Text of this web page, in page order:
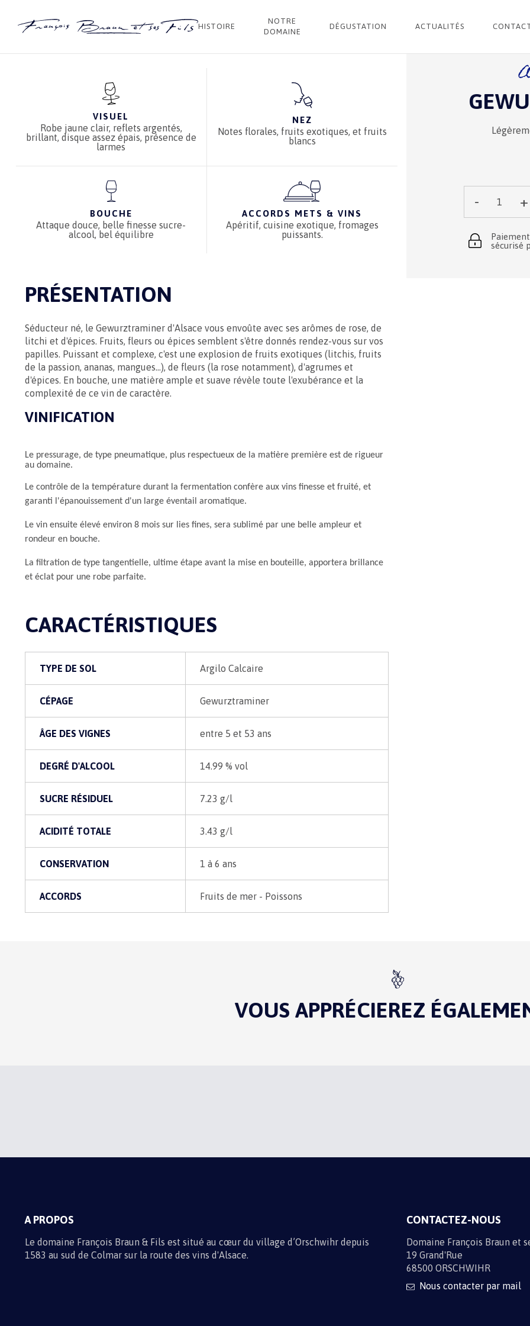
HISTOIRE
NOTRE
DOMAINE
DÉGUSTATION ACTUALITÉS
VISUEL
Robe jaune clair, reflets argentés,
brillant, disque assez épais, présence de
larmes
NEZ
Notes florales, fruits exotiques, et fruits
blancs
BOUCHE
Attaque douce, belle finesse sucre-
alcool, bel équilibre
ACCORDS METS & VINS
Apéritif, cuisine exotique, fromages
puissants.
PRÉSENTATION
Séducteur né, le Gewurztraminer d'Alsace vous envoûte avec ses arômes de rose, de
litchi et d'épices. Fruits, fleurs ou épices semblent s'être donnés rendez-vous sur vos
papilles. Puissant et complexe, c'est une explosion de fruits exotiques (litchis, fruits
de la passion, ananas, mangues...), de fleurs (la rose notamment), d'agrumes et
d'épices. En bouche, une matière ample et suave révèle toute l'exubérance et la
complexité de ce vin de caractère.
VINIFICATION
Le pressurage, de type pneumatique, plus respectueux de la matière première est de rigueur
au domaine.
Le contrôle de la température durant la fermentation confère aux vins finesse et fruité, et
garanti l'épanouissement d'un large éventail aromatique.
Le vin ensuite élevé environ 8 mois sur lies fines, sera sublimé par une belle ampleur et
rondeur en bouche.
La filtration de type tangentielle, ultime étape avant la mise en bouteille, apportera brillance
et éclat pour une robe parfaite.
CARACTÉRISTIQUES
TYPE DE SOL Argilo Calcaire
CÉPAGE Gewurztraminer
ÂGE DES VIGNES entre 5 et 53 ans
DEGRÉ D'ALCOOL 14.99 % vol
SUCRE RÉSIDUEL 7.23 g/l
ACIDITÉ TOTALE 3.43 g/l
CONSERVATION 1 à 6 ans
ACCORDS Fruits de mer - Poissons
- +
Paiement
sécurisé
VOUS APPRÉCIEREZ
ABONNEZ-VOUS À NOS ACTUALITÉS
A PROPOS
Le domaine François Braun & Fils est situé au cœur du village d’Orschwihr depuis
1583 au sud de Colmar sur la route des vins d'Alsace.
CONTACTEZ-NOUS
Domaine François Braun et
19 Grand'Rue
68500 ORSCHWIHR
Nous contacter par mail